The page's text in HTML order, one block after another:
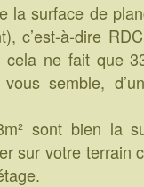
la surface de
c’est-à-dire
cela ne fait que
semble,
sont bien la
sur votre terrain